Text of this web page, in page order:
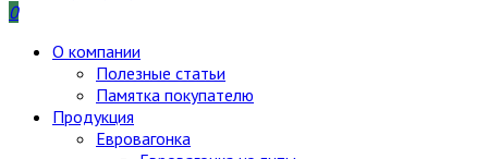
0
О компании
Полезные статьи
Памятка покупателю
Продукция
Евровагонка